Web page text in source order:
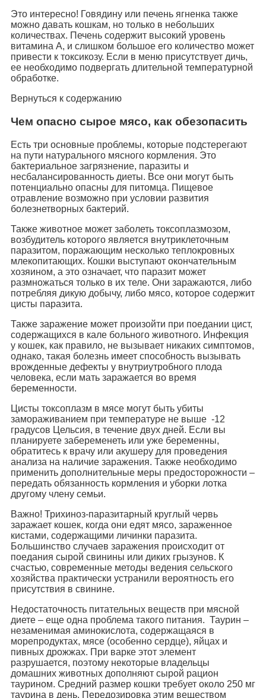
Это интересно! Говядину или печень ягненка также
можно давать кошкам, но только в небольших
количествах. Печень содержит высокий уровень
витамина А, и слишком большое его количество может
привести к токсикозу. Если в меню присутствует дичь,
ее необходимо подвергать длительной температурной
обработке.
Вернуться к содержанию
Чем опасно сырое мясо, как обезопасить
Есть три основные проблемы, которые подстерегают
на пути натурального мясного кормления. Это
бактериальное загрязнение, паразиты и
несбалансированность диеты. Все они могут быть
потенциально опасны для питомца. Пищевое
отравление возможно при условии развития
болезнетворных бактерий.
Также животное может заболеть токсоплазмозом,
возбудитель которого является внутриклеточным
паразитом, поражающим несколько теплокровных
млекопитающих. Кошки выступают окончательным
хозяином, а это означает, что паразит может
размножаться только в их теле. Они заражаются, либо
потребляя дикую добычу, либо мясо, которое содержит
цисты паразита.
Также заражение может произойти при поедании цист,
содержащихся в кале больного животного. Инфекция
у кошек, как правило, не вызывает никаких симптомов,
однако, такая болезнь имеет способность вызывать
врожденные дефекты у внутриутробного плода
человека, если мать заражается во время
беременности.
Цисты токсоплазм в мясе могут быть убиты
замораживанием при температуре не выше -12
градусов Цельсия, в течение двух дней. Если вы
планируете забеременеть или уже беременны,
обратитесь к врачу или акушеру для проведения
анализа на наличие заражения. Также необходимо
применить дополнительные меры предосторожности –
передать обязанность кормления и уборки лотка
другому члену семьи.
Важно! Трихиноз-паразитарный круглый червь
заражает кошек, когда они едят мясо, зараженное
кистами, содержащими личинки паразита.
Большинство случаев заражения происходит от
поедания сырой свинины или диких грызунов. К
счастью, современные методы ведения сельского
хозяйства практически устранили вероятность его
присутствия в свинине.
Недостаточность питательных веществ при мясной
диете – еще одна проблема такого питания. Таурин –
незаменимая аминокислота, содержащаяся в
морепродуктах, мясе (особенно сердце), яйцах и
пивных дрожжах. При варке этот элемент
разрушается, поэтому некоторые владельцы
домашних животных дополняют сырой рацион
таурином. Средний размер кошки требует около 250 мг
таурина в день. Передозировка этим веществом